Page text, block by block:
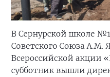
В Сернурской школе
Советского Союза А.М.
Всероссийской акции
субботник вышли